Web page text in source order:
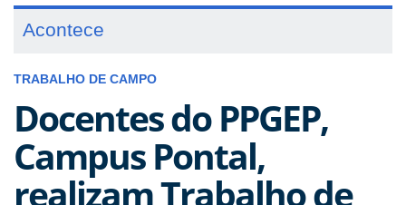
Acontece
TRABALHO DE CAMPO
Docentes do PPGEP,
Campus Pontal,
realizam Trabalho de